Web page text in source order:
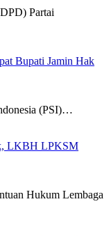
Partai
Bupati Jamin Hak
(PSI)…
LKBH LPKSM
Hukum Lembaga